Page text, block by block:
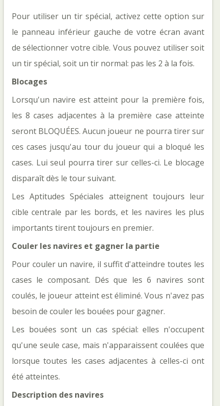
Pour utiliser un tir spécial, activez cette option sur
le panneau inférieur gauche de votre écran avant
de sélectionner votre cible. Vous pouvez utiliser soit
un tir spécial, soit un tir normal: pas les 2 à la fois.
Blocages
Lorsqu'un navire est atteint pour la première fois,
les 8 cases adjacentes à la première case atteinte
seront BLOQUÉES. Aucun joueur ne pourra tirer sur
ces cases jusqu'au tour du joueur qui a bloqué les
cases. Lui seul pourra tirer sur celles-ci. Le blocage
disparaît dès le tour suivant.
Les Aptitudes Spéciales atteignent toujours leur
cible centrale par les bords, et les navires les plus
importants tirent toujours en premier.
Couler les navires et gagner la partie
Pour couler un navire, il suffit d'atteindre toutes les
cases le composant. Dés que les 6 navires sont
coulés, le joueur atteint est éliminé. Vous n'avez pas
besoin de couler les bouées pour gagner.
Les bouées sont un cas spécial: elles n'occupent
qu'une seule case, mais n'apparaissent coulées que
lorsque toutes les cases adjacentes à celles-ci ont
été atteintes.
Description des navires